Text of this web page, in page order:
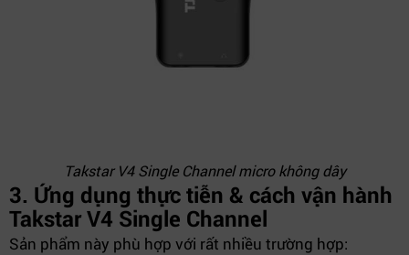
Takstar V4 Single Channel micro không dây
3. Ứng dụng thực tiễn & cách vận hành
Takstar V4 Single Channel
Sản phẩm này phù hợp với rất nhiều trường hợp: